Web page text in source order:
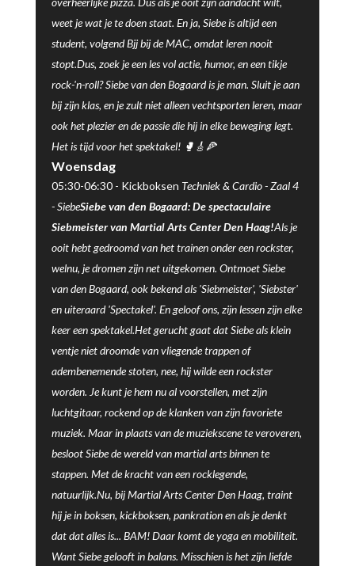
weet je wat je te doen staat. En ja, Siebe is altijd een
student, volgend Bjj bij de MAC, omdat leren nooit
stopt.Dus, zoek je een les vol actie, humor, en een tikje
rock-'n-roll? Siebe van den Bogaard is je man. Sluit je aan
bij zijn klas, en je zult niet alleen vechtsporten leren, maar
ook het plezier en de passie die hij in elke beweging legt.
Het is tijd voor het spektakel! 🥊🎸🍕
Woensdag
05:30-06:30 - Kickboksen Techniek & Cardio -Zaal 4
-SiebeSiebe van den Bogaard: De spectaculaire
Siebmeister van Martial Arts Center Den Haag!Als je
ooit hebt gedroomd van het trainen onder een rockster,
welnu, je dromen zijn net uitgekomen. Ontmoet Siebe
van den Bogaard, ook bekend als 'Siebmeister', 'Siebster'
en uiteraard 'Spectakel'. En geloof ons, zijn lessen zijn elke
keer een spektakel.Het gerucht gaat dat Siebe als klein
ventje niet droomde van vliegende trappen of
adembenemende stoten, nee, hij wilde een rockster
worden. Je kunt je hem nu al voorstellen, met zijn
luchtgitaar, rockend op de klanken van zijn favoriete
muziek. Maar in plaats van de muziekscene te veroveren,
besloot Siebe de wereld van martial arts binnen te
stappen. Met de kracht van een rocklegende,
natuurlijk.Nu, bij Martial Arts Center Den Haag, traint
hij je in boksen, kickboksen, pankration en als je denkt
dat dat alles is... BAM! Daar komt de yoga en mobiliteit.
Want Siebe gelooft in balans. Misschien is het zijn liefde